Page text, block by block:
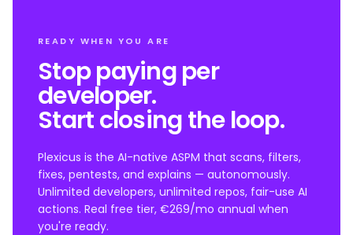
READY WHEN YOU ARE
Stop paying per
developer.
Start closing the loop.
Plexicus is the AI-native ASPM that scans, filters,
fixes, pentests, and explains — autonomously.
Unlimited developers, unlimited repos, fair-use AI
actions. Real free tier, €269/mo annual when
you're ready.